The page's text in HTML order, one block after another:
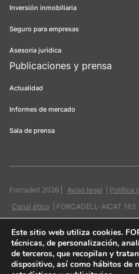
Inversión inmobiliaria
Seguro para empresas
Asesoría jurídica
Publicaciones y prensa
Actualidad
Informes de mercado
Sala de prensa
Forcadell 2026 Aviso legal Política
Canal ético
FORCADELL-AICAT
Este sitio web utiliza cookies.
técnicas, de personalización,
de terceros, que recopilan y
dispositivo, así como hábitos de